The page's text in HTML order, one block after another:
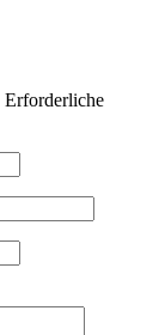
Erforderliche